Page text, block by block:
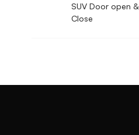
SUV Door open &
Close